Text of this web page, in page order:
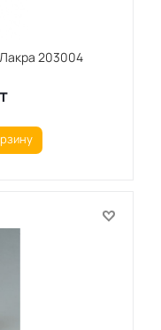
203004